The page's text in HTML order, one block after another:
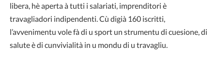
libera, hè aperta à tutti i salariati, imprenditori è
travagliadori indipendenti. Cù digià 160 iscritti,
l’avvenimentu vole fà di u sport un strumentu di cuesione, di
salute è di cunvivialità in u mondu di u travagliu.